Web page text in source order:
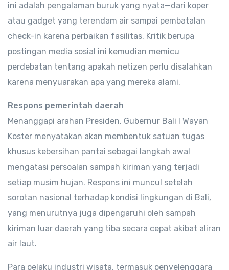
ini adalah pengalaman buruk yang nyata—dari koper
atau gadget yang terendam air sampai pembatalan
check-in karena perbaikan fasilitas. Kritik berupa
postingan media sosial ini kemudian memicu
perdebatan tentang apakah netizen perlu disalahkan
karena menyuarakan apa yang mereka alami.
Respons pemerintah daerah
Menanggapi arahan Presiden, Gubernur Bali I Wayan
Koster menyatakan akan membentuk satuan tugas
khusus kebersihan pantai sebagai langkah awal
mengatasi persoalan sampah kiriman yang terjadi
setiap musim hujan. Respons ini muncul setelah
sorotan nasional terhadap kondisi lingkungan di Bali,
yang menurutnya juga dipengaruhi oleh sampah
kiriman luar daerah yang tiba secara cepat akibat aliran
air laut.
Para pelaku industri wisata, termasuk penyelenggara